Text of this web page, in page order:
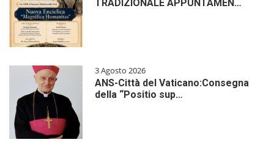
TRADIZIONALE APPUNTAMEN…
3 Agosto 2026
ANS-Città del Vaticano:Consegna
della “Positio sup…